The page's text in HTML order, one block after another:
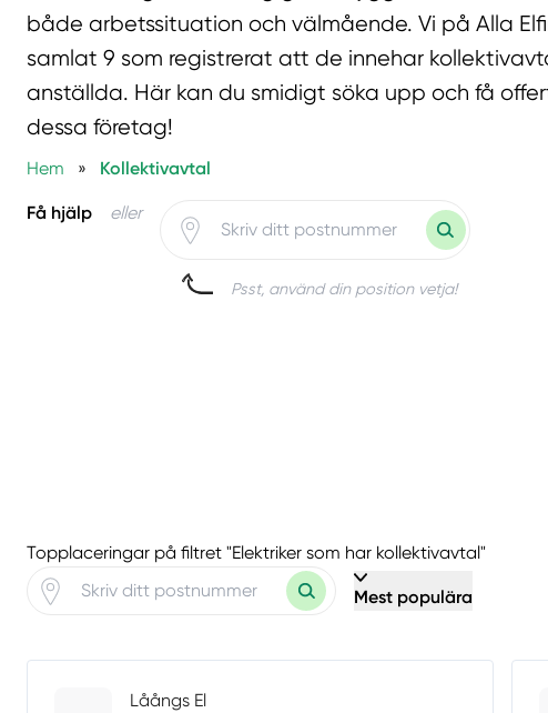
både arbetssituation och välmående. Vi på Alla
samlat 9 som registrerat att de innehar
anställda. Här kan du smidigt söka upp och få
dessa företag!
Hem » Kollektivavtal
Få hjälp eller
Psst, använd din position vetja!
Topplaceringar på filtret "Elektriker som har kollektivavtal"
Mest populära
Låångs El